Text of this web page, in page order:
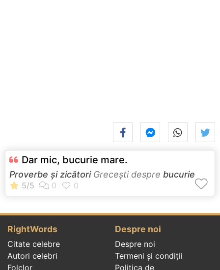
Dar mic, bucurie mare.
Proverbe și zicătoriGreceşti despre bucurie
RightWords
Citate celebre
Autori celebri
Folclor
Despre noi
Despre noi
Termeni și condiții
Politica de